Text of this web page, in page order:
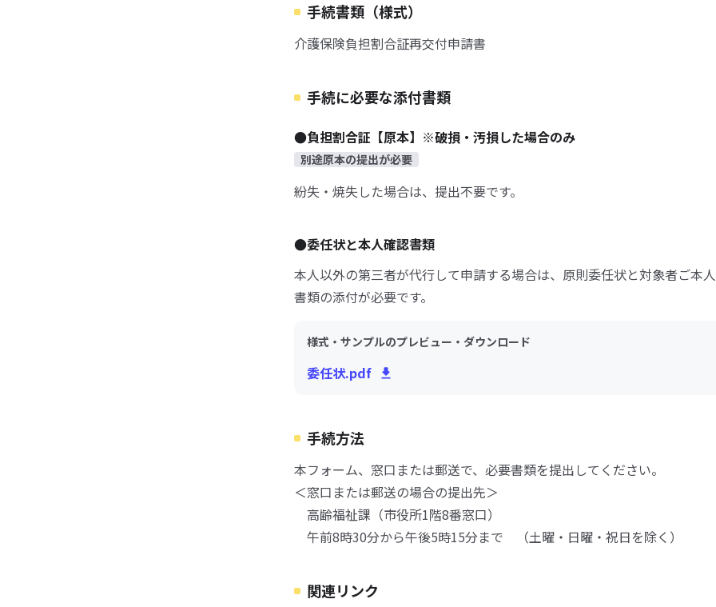
手続書類（様式）
介護保険負担割合証再交付申請書
手続に必要な添付書類
●負担割合証【原本】※破損・汚損した場合のみ
別途原本の提出が必要
紛失・焼失した場合は、提出不要です。
●委任状と本人確認書類
本人以外の第三者が代行して申請する場合は、原則委任状と対象者ご本
書類の添付が必要です。
様式・サンプルのプレビュー・ダウンロード
委任状.pdf
手続方法
本フォーム、窓口または郵送で、必要書類を提出してください。
＜窓口または郵送の場合の提出先＞
高齢福祉課（市役所1階8番窓口）
午前8時30分から午後5時15分まで （土曜・日曜・祝日を除く）
関連リンク